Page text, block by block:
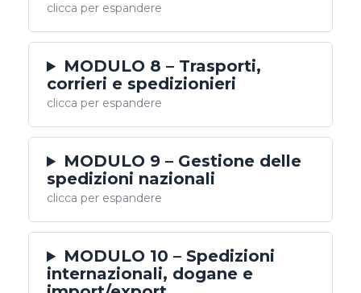
clicca per espandere
MODULO 8 – Trasporti,
corrieri e spedizionieri
clicca per espandere
MODULO 9 – Gestione delle
spedizioni nazionali
clicca per espandere
MODULO 10 – Spedizioni
internazionali, dogane e